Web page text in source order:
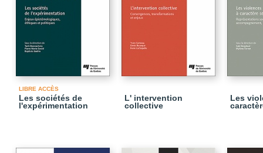
LIBRE ACCÈS
Les sociétés de
l'expérimentation
L' intervention
collective
Les